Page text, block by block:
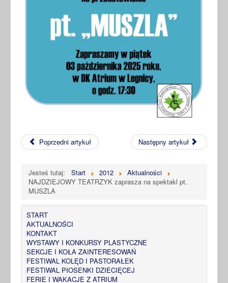
Poprzedni artykuł Następny artykuł
Jesteś tutaj: Start 2012
Aktualności
NAJDZIEJOWY TEATRZYK zaprasza na spektakl pt.
MUSZLA
START
AKTUALNOŚCI
KONTAKT
WYSTAWY I KONKURSY PLASTYCZNE
SEKCJE I KOŁA ZAINTERESOWAŃ
FESTIWAL KOLĘD I PASTORAŁEK
FESTIWAL PIOSENKI DZIECIĘCEJ
FERIE I WAKACJE Z ATRIUM